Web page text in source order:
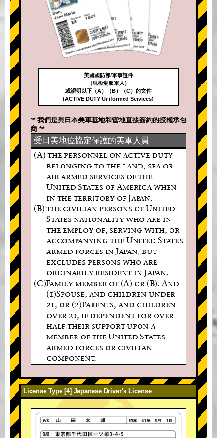
美國國防部/軍事證件
（現役制服軍人）
或證明以下（A）（B）（C）的文件
(ACTIVE DUTY Uniformed Services)
** 我們是與日本美軍基地和營地直接簽約的授權承包
商 **
受日美地位協定保護的美軍人員
(A) the personnel on active duty
belonging to the land, sea or
air armed services of the
United States of America when
in the territory of Japan.
(B) the civilian persons of United
States nationality who are in
the employ of, serving with, or
accompanying the United States
armed forces in Japan, but
excludes persons who are
ordinarily resident in Japan.
(C)Family member of (A) or (B). And
(1)Spouse, and children under
21, or (2)Parents, and children
over 21, if dependent for over
half their support upon a
member of the United States
armed forces or civilian
component.
License Type [4] Japanese Driver's License